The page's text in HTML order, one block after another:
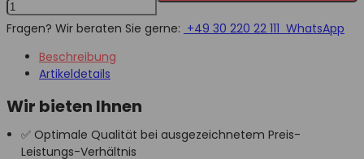
Fragen? Wir beraten Sie gerne: +49 30 220 22 111 WhatsApp
Beschreibung
Artikeldetails
Wir bieten Ihnen
✅ Optimale Qualität bei ausgezeichnetem Preis-
Leistungs-Verhältnis